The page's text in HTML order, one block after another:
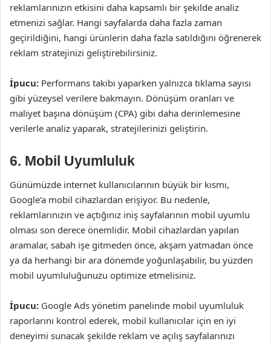
reklamlarınızın etkisini daha kapsamlı bir şekilde analiz
etmenizi sağlar. Hangi sayfalarda daha fazla zaman
geçirildiğini, hangi ürünlerin daha fazla satıldığını öğrenerek
reklam stratejinizi geliştirebilirsiniz.
İpucu: Performans takibi yaparken yalnızca tıklama sayısı
gibi yüzeysel verilere bakmayın. Dönüşüm oranları ve
maliyet başına dönüşüm (CPA) gibi daha derinlemesine
verilerle analiz yaparak, stratejilerinizi geliştirin.
6. Mobil Uyumluluk
Günümüzde internet kullanıcılarının büyük bir kısmı,
Google’a mobil cihazlardan erişiyor. Bu nedenle,
reklamlarınızın ve açtığınız iniş sayfalarının mobil uyumlu
olması son derece önemlidir. Mobil cihazlardan yapılan
aramalar, sabah işe gitmeden önce, akşam yatmadan önce
ya da herhangi bir ara dönemde yoğunlaşabilir, bu yüzden
mobil uyumluluğunuzu optimize etmelisiniz.
İpucu: Google Ads yönetim panelinde mobil uyumluluk
raporlarını kontrol ederek, mobil kullanıcılar için en iyi
deneyimi sunacak şekilde reklam ve açılış sayfalarınızı